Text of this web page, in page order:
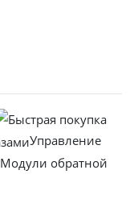
Управление
Модули обратной